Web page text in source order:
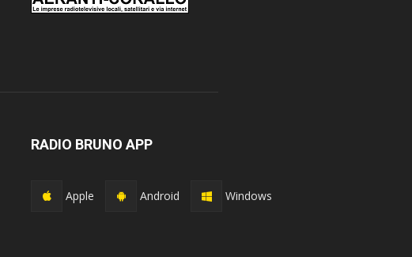
RADIO BRUNO APP
Apple Android Windows